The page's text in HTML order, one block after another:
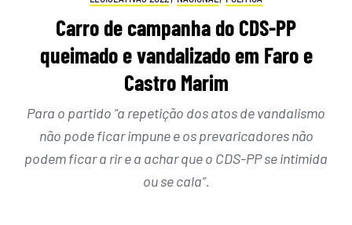
Carro de campanha do CDS-PP
queimado e vandalizado em Faro e
Castro Marim
Para o partido “a repetição dos atos de vandalismo
não pode ficar impune e os prevaricadores não
podem ficar a rir e a achar que o CDS-PP se intimida
ou se cala”.